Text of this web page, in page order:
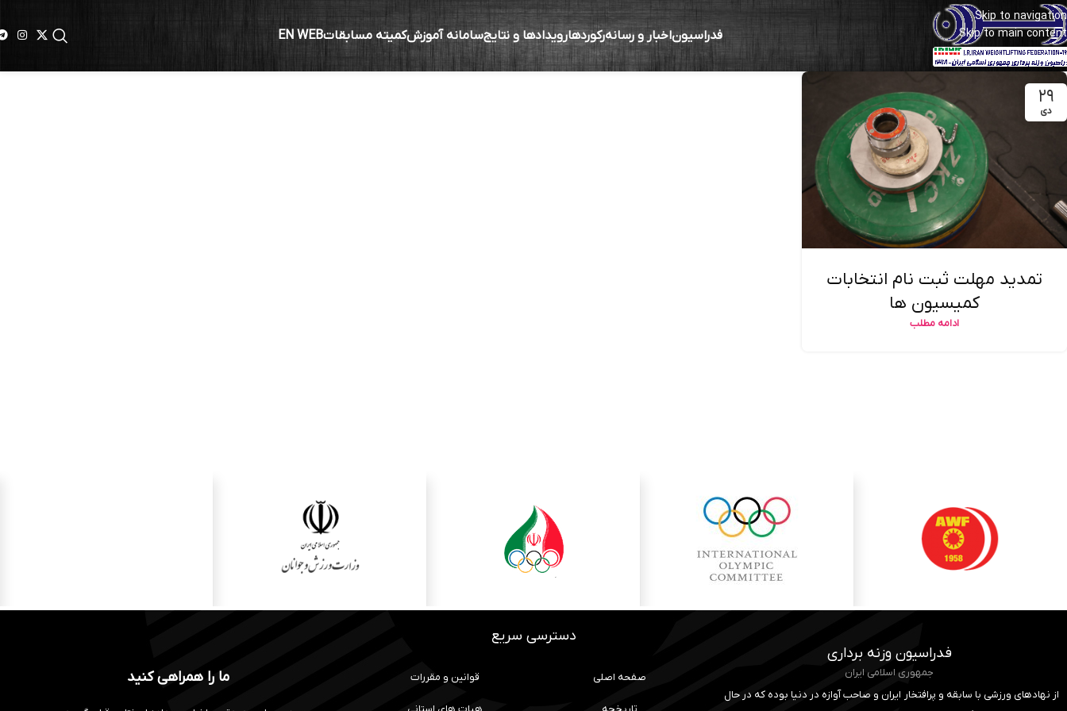
Skip to navigation
Skip to main content
فدراسیوناخبار و رسانهرکوردهارویدادها و نتایجسامانه آموزشکمیته مسابقاتEN WEB
۲۹
دی
تمدید مهلت ثبت نام انتخابات
کمیسیون ها
ادامه مطلب
فدراسیون وزنه برداری
جمهوری اسلامی ایران
از نهادهای ورزشی با سابقه و پرافتخار ایران و صاحب آوازه در دنیا بوده که در حال
دسترسی سریع
صفحه اصلی قوانین و مقررات ما را همراهی کنید